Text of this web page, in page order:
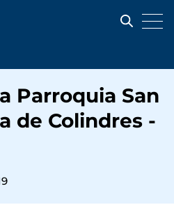
Parroquia San
de Colindres -